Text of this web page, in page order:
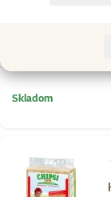
Nakúp
Skladom